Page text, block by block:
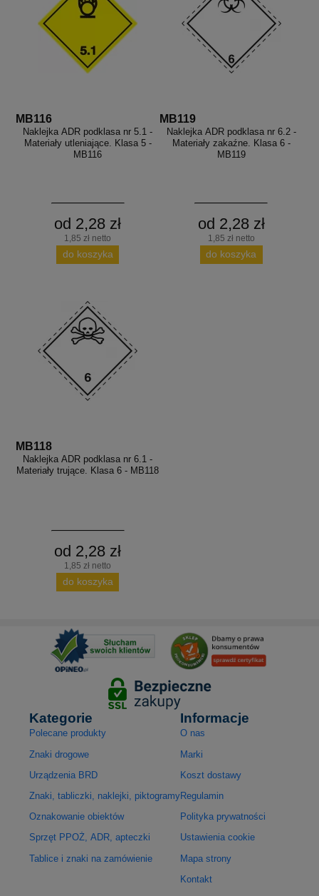
MB116
Naklejka ADR podklasa nr 5.1 -
Materiały utleniające. Klasa 5 -
MB116
od 2,28 zł
1,85 zł netto
do koszyka
MB119
Naklejka ADR podklasa nr 6.2 -
Materiały zakaźne. Klasa 6 -
MB119
od 2,28 zł
1,85 zł netto
do koszyka
MB118
Naklejka ADR podklasa nr 6.1 -
Materiały trujące. Klasa 6 - MB118
od 2,28 zł
1,85 zł netto
do koszyka
Kategorie
Polecane produkty
Znaki drogowe
Urządzenia BRD
Znaki, tabliczki, naklejki, piktogramy
Oznakowanie obiektów
Sprzęt PPOŻ, ADR, apteczki
Tablice i znaki na zamówienie
Informacje
O nas
Marki
Koszt dostawy
Regulamin
Polityka prywatności
Ustawienia cookie
Mapa strony
Kontakt